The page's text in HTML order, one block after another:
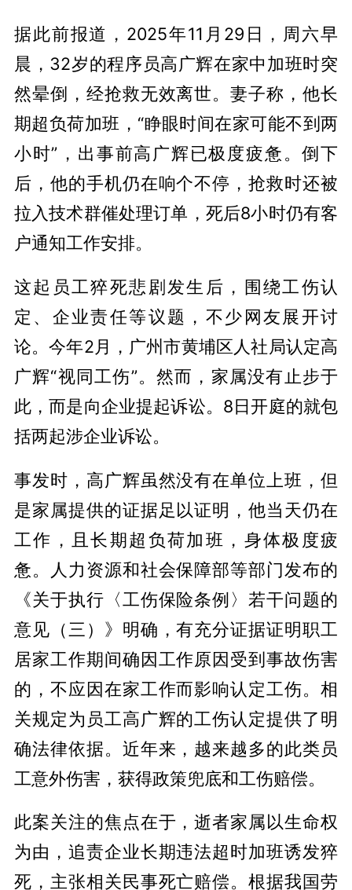
据此前报道，2025年11月29日，周六早
晨，32岁的程序员高广辉在家中加班时突
然晕倒，经抢救无效离世。妻子称，他长
期超负荷加班，“睁眼时间在家可能不到两
小时”，出事前高广辉已极度疲惫。倒下
后，他的手机仍在响个不停，抢救时还被
拉入技术群催处理订单，死后8小时仍有客
户通知工作安排。
这起员工猝死悲剧发生后，围绕工伤认
定、企业责任等议题，不少网友展开讨
论。今年2月，广州市黄埔区人社局认定高
广辉“视同工伤”。然而，家属没有止步于
此，而是向企业提起诉讼。8日开庭的就包
括两起涉企业诉讼。
事发时，高广辉虽然没有在单位上班，但
是家属提供的证据足以证明，他当天仍在
工作，且长期超负荷加班，身体极度疲
惫。人力资源和社会保障部等部门发布的
《关于执行〈工伤保险条例〉若干问题的
意见（三）》明确，有充分证据证明职工
居家工作期间确因工作原因受到事故伤害
的，不应因在家工作而影响认定工伤。相
关规定为员工高广辉的工伤认定提供了明
确法律依据。近年来，越来越多的此类员
工意外伤害，获得政策兜底和工伤赔偿。
此案关注的焦点在于，逝者家属以生命权
为由，追责企业长期违法超时加班诱发猝
死，主张相关民事死亡赔偿。根据我国劳